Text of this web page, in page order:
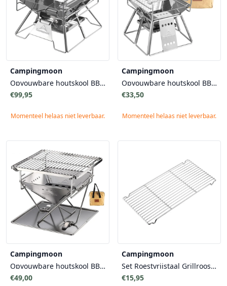
Campingmoon
Opvouwbare houtskool BBQ X-TWO
€99,95
Momenteel helaas niet leverbaar.
Campingmoon
Opvouwbare houtskool BBQ X-MINI
€33,50
Momenteel helaas niet leverbaar.
Campingmoon
Opvouwbare houtskool BBQ X-MINIPRO
€49,00
Campingmoon
Set Roestvrijstaal Grillroosters Campingmoon - Afmetingen 35.5 x 17 cm voor BBQ barbecue
€15,95